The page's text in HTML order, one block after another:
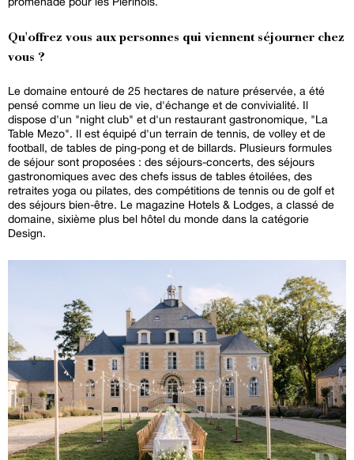
Qu'offrez vous aux personnes qui viennent séjourner chez
vous ?
Le domaine entouré de 25 hectares de nature préservée, a été
pensé comme un lieu de vie, d'échange et de convivialité. Il
dispose d'un "night club" et d'un restaurant gastronomique, "La
Table Mezo". Il est équipé d'un terrain de tennis, de volley et de
football, de tables de ping-pong et de billards. Plusieurs formules
de séjour sont proposées : des séjours-concerts, des séjours
gastronomiques avec des chefs issus de tables étoilées, des
retraites yoga ou pilates, des compétitions de tennis ou de golf et
des séjours bien-être. Le magazine Hotels & Lodges, a classé de
domaine, sixième plus bel hôtel du monde dans la catégorie
Design.